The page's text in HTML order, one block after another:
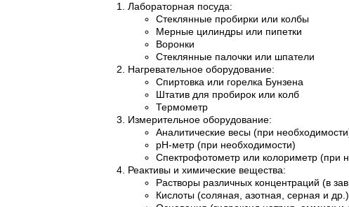
Лабораторная посуда:
Стеклянные пробирки или колбы
Мерные цилиндры или пипетки
Воронки
Стеклянные палочки или шпатели
Нагревательное оборудование:
Спиртовка или горелка Бунзена
Штатив для пробирок или колб
Термометр
Измерительное оборудование:
Аналитические весы (при
pH-метр (при необходимости)
Спектрофотометр или колориметр (при
Реактивы и химические вещества:
Растворы различных концентраций (в
Кислоты (соляная, азотная, серная и др.)